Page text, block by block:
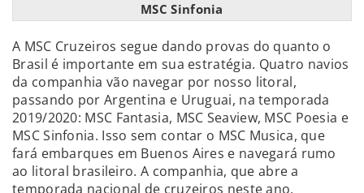
MSC Sinfonia
A MSC Cruzeiros segue dando provas do quanto o
Brasil é importante em sua estratégia. Quatro navios
da companhia vão navegar por nosso litoral,
passando por Argentina e Uruguai, na temporada
2019/2020: MSC Fantasia, MSC Seaview, MSC Poesia e
MSC Sinfonia. Isso sem contar o MSC Musica, que
fará embarques em Buenos Aires e navegará rumo
ao litoral brasileiro. A companhia, que abre a
temporada nacional de cruzeiros neste ano,